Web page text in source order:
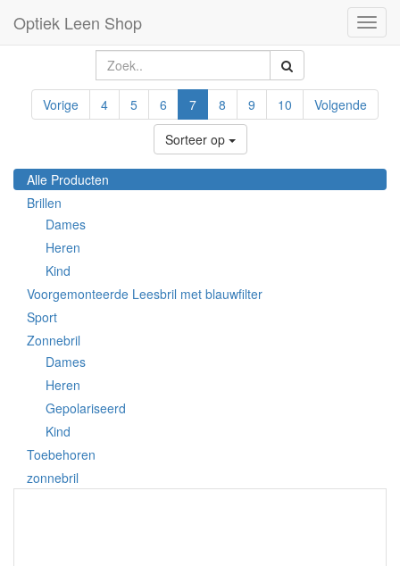
Optiek Leen Shop
Vorige 4 5 6 7 8 9 10
Volgende
Sorteer op
Alle Producten
Brillen
Dames
Heren
Kind
Voorgemonteerde Leesbril met blauwfilter
Sport
Zonnebril
Dames
Heren
Gepolariseerd
Kind
Toebehoren
zonnebril